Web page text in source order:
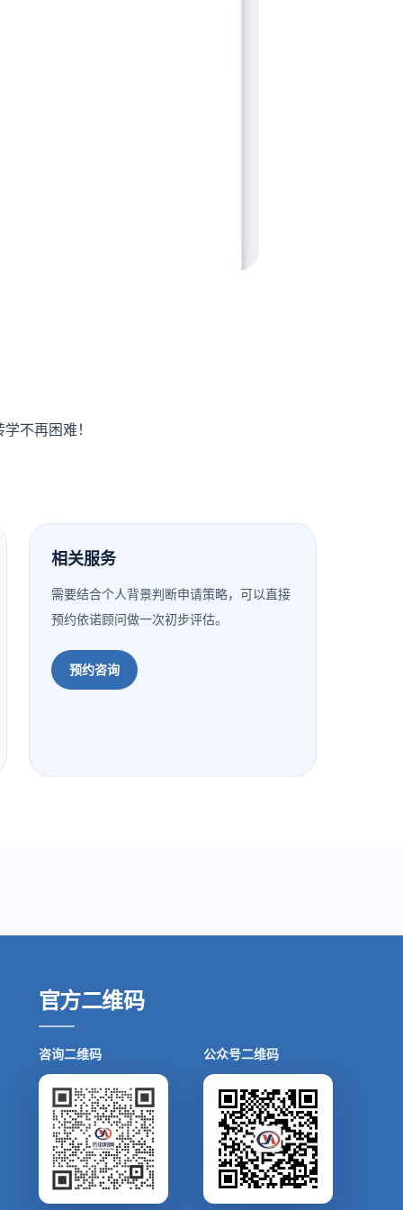
不再困难！
相关服务
需要结合个人背景判断申请策略，可以直接
预约依诺顾问做一次初步评估。
预约咨询
官方二维码
咨询二维码 公众号二维码